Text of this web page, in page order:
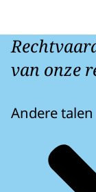
van onze
Andere talen